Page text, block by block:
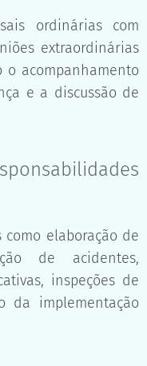
ordinárias com
extraordinárias
o acompanhamento
e a discussão de
elaboração de
de acidentes,
inspeções de
da implementação